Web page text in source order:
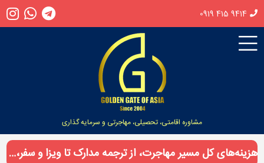
0919 415 9414
مشاوره اقامتی، تحصیلی، مهاجرتی و سرمایه گذاری
هزینه‌های کل مسیر مهاجرت، از ترجمه مدارک تا ویزا و سفر، دقیقاً چقدر می‌شود؟